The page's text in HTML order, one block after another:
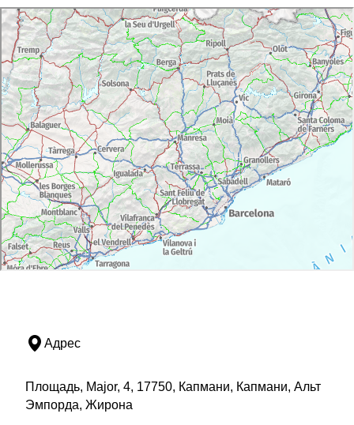
Адрес
Площадь, Major, 4, 17750, Капмани, Капмани, Альт
Эмпорда, Жирона